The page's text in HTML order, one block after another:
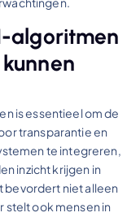
algoritmen
is essentieel om de
transparantie en
te integreren,
inzicht krijgen in
bevordert niet alleen
stelt ook mensen in